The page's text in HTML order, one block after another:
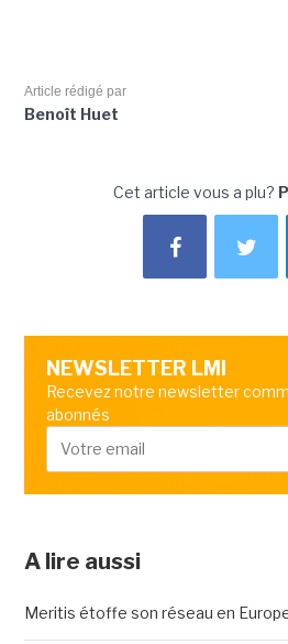
Article rédigé par
Benoît Huet
Cet article vous a plu?
NEWSLETTER LMI
Recevez notre newsletter
abonnés
A lire aussi
Meritis étoffe son réseau en